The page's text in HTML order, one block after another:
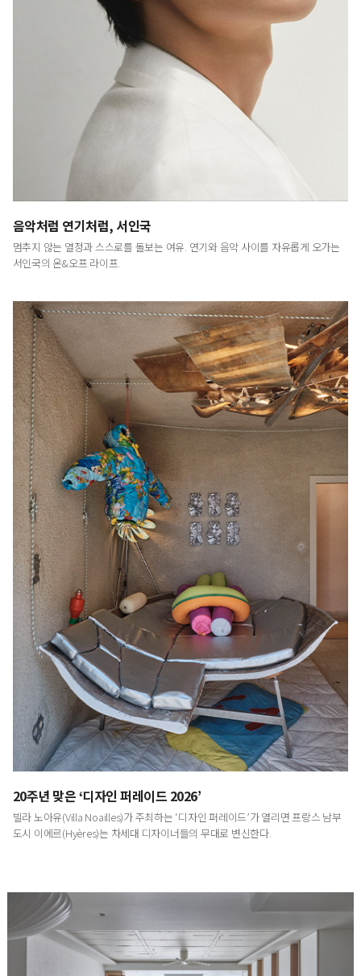
LUXURY
<럭셔리>는 예술적이고 문화적인 시각에서
최고급 브랜드와 라이프스타일을 다룸으로써
명품의 진정한 의미와 예술이 주는 감동을 전하는
멈추지 않는 열정과 스스로를 돌보는 여유. 연기와 음악 사이를 자유롭게 오가는
서인국의 온&오프 라이프.
빌라 노아유(Villa Noailles)가 주최하는 ‘디자인 퍼레이드’가 열리면 프랑스 남부
도시 이에르(Hyères)는 차세대 디자이너들의 무대로 변신한다.